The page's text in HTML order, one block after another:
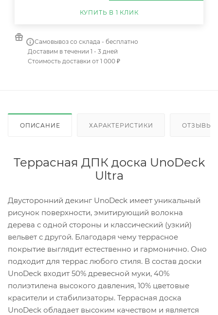
КУПИТЬ В 1 КЛИК
Самовывоз со склада - бесплатно
Доставим в течении 1 - 3 дней
Стоимость доставки от 1 000 ₽
ОПИСАНИЕ ХАРАКТЕРИСТИКИ ОТЗЫВЫ
Террасная ДПК доска UnoDeck
Ultra
Двусторонний декинг UnoDeck имеет уникальный
рисунок поверхности, эмитирующий волокна
дерева с одной стороны и классический (узкий)
вельвет с другой. Благодаря чему террасное
покрытие выглядит естественно и гармонично. Оно
подходит для террас любого стиля. В состав доски
UnoDeck входит 50% древесной муки, 40%
полиэтилена высокого давления, 10% цветовые
красители и стабилизаторы. Террасная доска
UnoDeck обладает высоким качеством и является